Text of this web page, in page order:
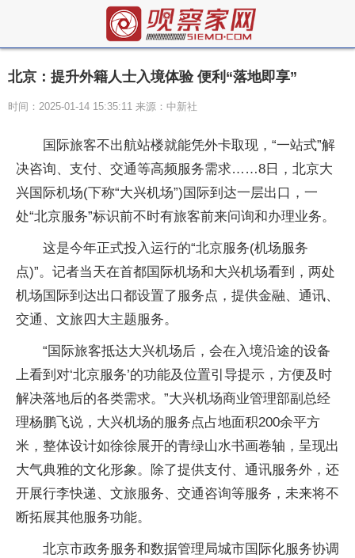
北京：提升外籍人士入境体验 便利“落地即享”
时间：2025-01-14 15:35:11 来源：中新社
国际旅客不出航站楼就能凭外卡取现，“一站式”解
决咨询、支付、交通等高频服务需求……8日，北京大
兴国际机场(下称“大兴机场”)国际到达一层出口，一
处“北京服务”标识前不时有旅客前来问询和办理业务。
这是今年正式投入运行的“北京服务(机场服务
点)”。记者当天在首都国际机场和大兴机场看到，两处
机场国际到达出口都设置了服务点，提供金融、通讯、
交通、文旅四大主题服务。
“国际旅客抵达大兴机场后，会在入境沿途的设备
上看到对‘北京服务’的功能及位置引导提示，方便及时
解决落地后的各类需求。”大兴机场商业管理部副总经
理杨鹏飞说，大兴机场的服务点占地面积200余平方
米，整体设计如徐徐展开的青绿山水书画卷轴，呈现出
大气典雅的文化形象。除了提供支付、通讯服务外，还
开展行李快递、文旅服务、交通咨询等服务，未来将不
断拓展其他服务功能。
北京市政务服务和数据管理局城市国际化服务协调